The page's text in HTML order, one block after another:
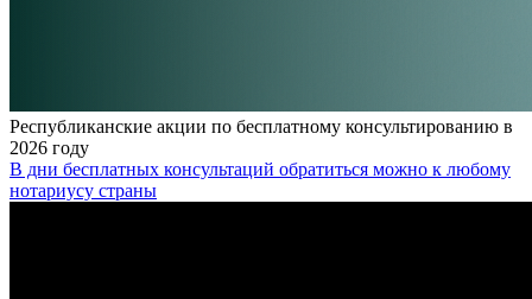
Республиканские акции по бесплатному консультированию в
2026 году
В дни бесплатных консультаций обратиться можно к любому
нотариусу страны